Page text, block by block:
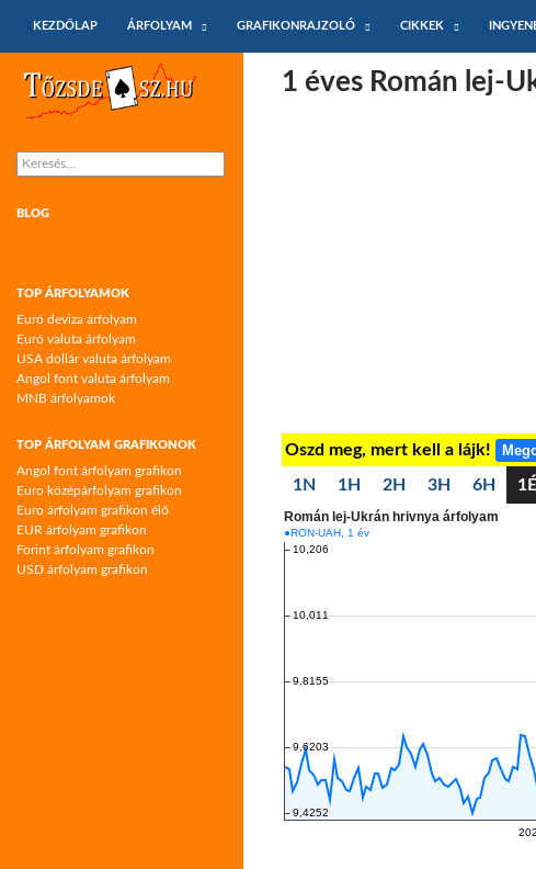
KEZDŐLAP
ÁRFOLYAM GRAFIKONRAJZOLÓ CIKKEK
1 éves Román lej-
Oszd meg, mert kell a lájk!
1N 1H 2H 3H 6H 1É
Tőzsdeász.hu – árfolyamok és árfolyam
grafikonok
Keresés:
BLOG
TOP ÁRFOLYAMOK
Euró deviza árfolyam
Euró valuta árfolyam
USA dollár valuta árfolyam
Angol font valuta árfolyam
MNB árfolyamok
TOP ÁRFOLYAM GRAFIKONOK
Angol font árfolyam grafikon
Euro középárfolyam grafikon
Euro árfolyam grafikon élő
EUR árfolyam grafikon
Forint árfolyam grafikon
USD árfolyam grafikon